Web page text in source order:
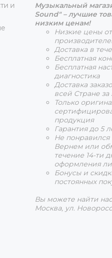
и
Музыкальный
Sound" – лучшие
низким ценам!
Низкие цены от
Доставка в
Бесплатная
Бесплатная
диагностика
Доставка
всей Стране за
Только
продукция
Гарантия до 5
Не понравился
Вернем или
течение 14-ти
оформления
Бонусы и
постоянных
Вы можете найти
Москва, ул.